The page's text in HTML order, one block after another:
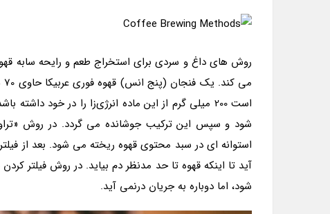
روش های داغ و سردی برای استخراج طعم و رایحه سابه
است 200 میلی گرم از این ماده انرژی‌زا را در خود
استوانه ای در سبد محتوی قهوه ریخته می شود. بعد از
آید تا اینکه قهوه تا حد مدنظر دم بیاید. در روش فیلتر
شود، اما دوباره به جریان درنمی آید.